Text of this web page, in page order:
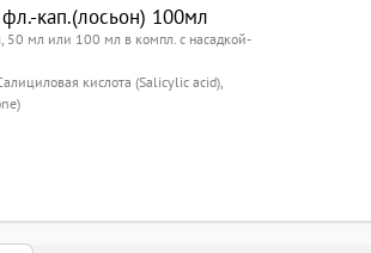
кап.(лосьон) 100мл
50 мл или 100 мл в компл. с насадкой-
кислота (Salicylic acid),